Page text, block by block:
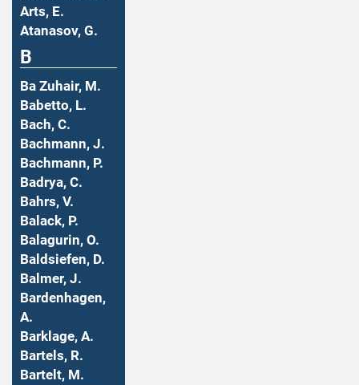
Arts, E.
Atanasov, G.
B
Ba Zuhair, M.
Babetto, L.
Bach, C.
Bachmann, J.
Bachmann, P.
Badrya, C.
Bahrs, V.
Balack, P.
Balagurin, O.
Baldsiefen, D.
Balmer, J.
Bardenhagen,
A.
Barklage, A.
Bartels, R.
Bartelt, M.